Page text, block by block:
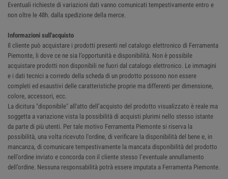
Eventuali richieste di variazioni dati vanno comunicati tempestivamente entro e
non oltre le 48h. dalla spedizione della merce.
Informazioni sull'acquisto
Il cliente può acquistare i prodotti presenti nel catalogo elettronico di Ferramenta
Piemonte, li dove ce ne sia l’opportunità e disponibilità. Non è possibile
acquistare prodotti non disponibili ne fuori dal catalogo elettronico. Le immagini
e i dati tecnici a corredo della scheda di un prodotto possono non essere
completi ed esaustivi delle caratteristiche proprie ma differenti per dimensione,
colore, accessori, ecc.
La dicitura "disponibile" all'atto dell’acquisto del prodotto visualizzato è reale ma
soggetta a variazione vista la possibilità di acquisti plurimi nello stesso istante
da parte di più utenti. Per tale motivo Ferramenta Piemonte si riserva la
possibilità, una volta ricevuto l'ordine, di verificare la disponibilità del bene e, in
mancanza, di comunicare tempestivamente la mancata disponibilità del prodotto
nell'ordine inviato e concorda con il cliente stesso l’eventuale annullamento
dell’ordine. Nessuna responsabilità potrà essere imputata a Ferramenta Piemonte.